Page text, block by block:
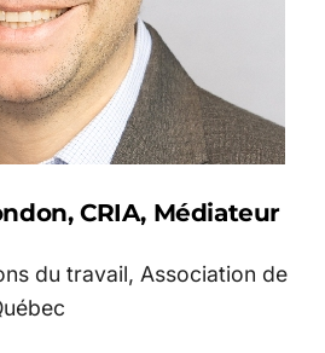
CRIA, Médiateur
du travail, Association de